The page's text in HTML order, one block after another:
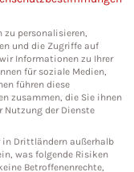
zu personalisieren,
und die Zugriffe auf
Informationen zu Ihrer
für soziale Medien,
führen diese
zusammen, die Sie ihnen
Nutzung der Dienste
in Drittländern außerhalb
was folgende Risiken
Betroffenenrechte,